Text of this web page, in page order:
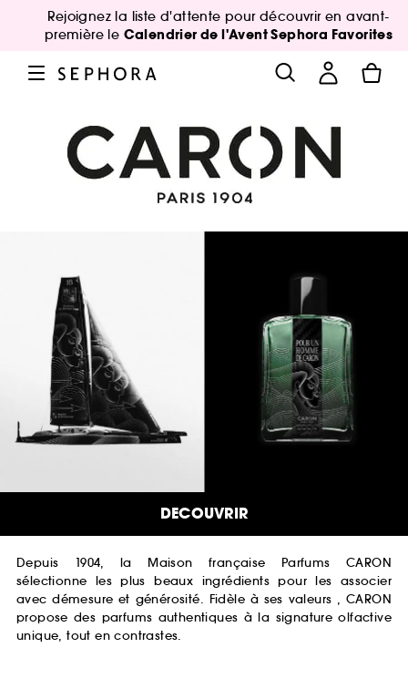
Rejoignez la liste d'attente pour découvrir en avant-
première le Calendrier de l'Avent Sephora Favorites
Depuis 1904, la Maison française Parfums CARON
sélectionne les plus beaux ingrédients pour les associer
avec démesure et générosité. Fidèle à ses valeurs , CARON
propose des parfums authentiques à la signature olfactive
unique, tout en contrastes.
DECOUVRIR